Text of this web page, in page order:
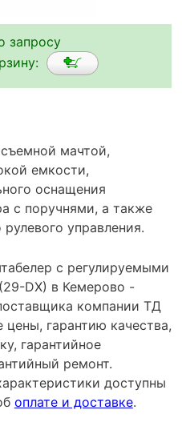
запросу
мачтой,
емкости,
оснащения
с поручнями, а также
управления.
с регулируемыми
DX) в Кемерово -
компании ТД
гарантию качества,
гарантийное
ремонт.
доступны
оплате и доставке.